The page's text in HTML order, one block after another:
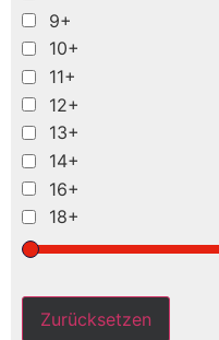
9+
10+
11+
12+
13+
14+
16+
18+
Zurücksetzen